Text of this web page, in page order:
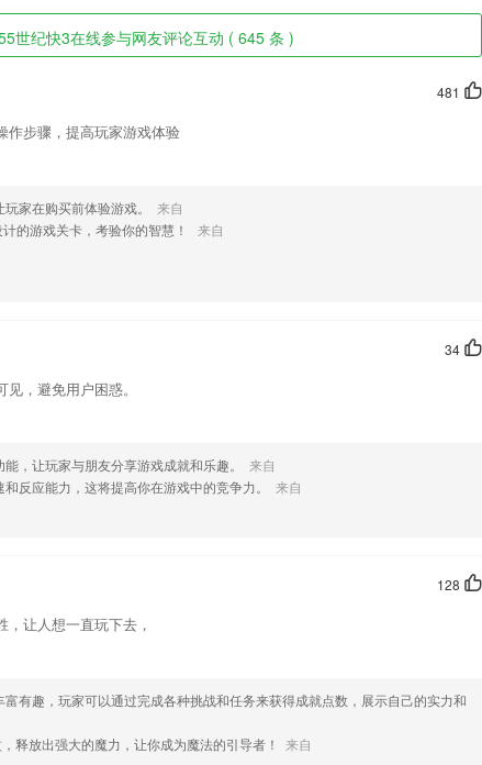
生产经营情况;
全知识的普及，打造了更为安全的生产方式
。
学英语教材，每天十分钟，孩子英语变大牛！
畅，每个故事配有不同的插图，方便用户的查看。
好的学习体验，这里的培训课程十分的全面。
?
件
您喜欢这款软件，您可以到应用商店进行打分评论，说出您的使用经历，
世纪快3在线参与网友评论互动 ( 645 条 )
481
作步骤，提高玩家游戏体验
家在购买前体验游戏。
来自
的游戏关卡，考验你的智慧！
来自
34
，避免用户困惑。
，让玩家与朋友分享游戏成就和乐趣。
来自
和反应能力，这将提高你在游戏中的竞争力。
来自
128
让人想一直玩下去，
富有趣，玩家可以通过完成各种挑战和任务来获得成就点数，展示自己的实力和
释放出强大的魔力，让你成为魔法的引导者！
来自